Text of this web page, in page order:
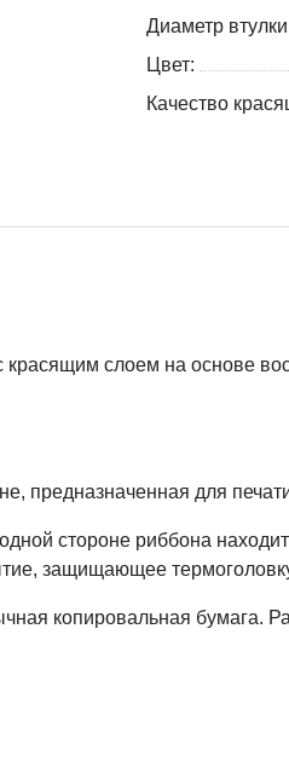
Диаметр
Цвет:
Качество
красящим слоем на основе
предназначенная для печати
стороне риббона
защищающее
копировальная бумага.